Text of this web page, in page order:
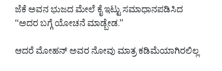
ಜೆಕೆ ಅವನ ಭುಜದ ಮೇಲೆ ಕೈ ಇಟ್ಟು ಸಮಾಧಾನಪಡಿಸಿದ
“ಅದರ ಬಗ್ಗೆ ಯೋಚನೆ ಮಾಡ್ಬೇಡ.”
ಆದರೆ ಮೋಹನ್ ಅವರ ನೋವು ಮಾತ್ರ ಕಡಿಮೆಯಾಗಿರಲಿಲ್ಲ